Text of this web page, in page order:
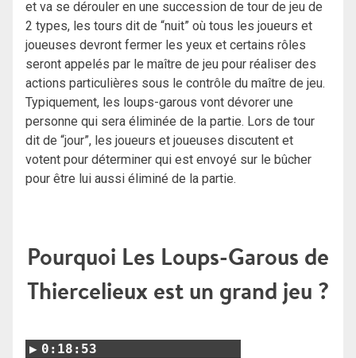
et va se dérouler en une succession de tour de jeu de
2 types, les tours dit de “nuit” où tous les joueurs et
joueuses devront fermer les yeux et certains rôles
seront appelés par le maître de jeu pour réaliser des
actions particulières sous le contrôle du maître de jeu.
Typiquement, les loups-garous vont dévorer une
personne qui sera éliminée de la partie. Lors de tour
dit de “jour”, les joueurs et joueuses discutent et
votent pour déterminer qui est envoyé sur le bûcher
pour être lui aussi éliminé de la partie.
Pourquoi Les Loups-Garous de
Thiercelieux est un grand jeu ?
0:18:53